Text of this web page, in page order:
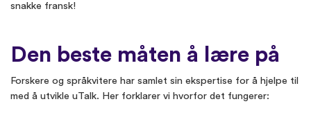
snakke fransk!
Den beste måten å lære på
Forskere og språkvitere har samlet sin ekspertise for å hjelpe til
med å utvikle uTalk. Her forklarer vi hvorfor det fungerer: